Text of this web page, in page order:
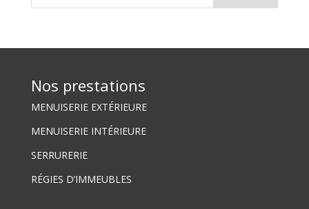
Nos prestations
MENUISERIE EXTÉRIEURE
MENUISERIE INTÉRIEURE
SERRURERIE
RÉGIES D’IMMEUBLES